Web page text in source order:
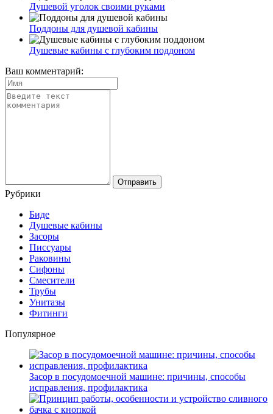
Душевой уголок своими руками
Поддоны для душевой кабины
Душевые кабины с глубоким поддоном
Ваш комментарий:
Рубрики
Биде
Душевые кабины
Засоры
Писсуары
Раковины
Сифоны
Смесители
Трубы
Унитазы
Фитинги
Популярное
Засор в посудомоечной машине: причины, способы
исправления, профилактика